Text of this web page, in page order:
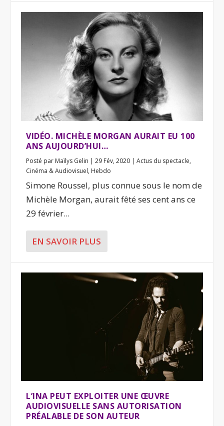
VIDÉO. MICHÈLE MORGAN AURAIT EU 100
ANS AUJOURD’HUI…
Posté par Maïlys Gelin |29 Fév, 2020 |Actus du spectacle,
Cinéma & Audiovisuel, Hebdo
Simone Roussel, plus connue sous le nom de
Michèle Morgan, aurait fêté ses cent ans ce
29 février...
EN SAVOIR PLUS
L’INA PEUT EXPLOITER UNE ŒUVRE
AUDIOVISUELLE SANS AUTORISATION
PRÉALABLE DE SON AUTEUR